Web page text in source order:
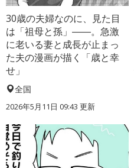
30歳の夫婦なのに、見た目
は「祖母と孫」――。急激
に老いる妻と成長が止まっ
た夫の漫画が描く「歳と幸
せ」
全国
2026年5月11日 09:43 更新